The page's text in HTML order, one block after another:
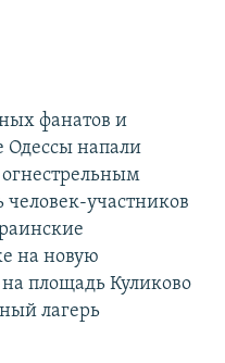
фанатов и
Одессы напали
участников
на новую
площадь Куликово
лагерь